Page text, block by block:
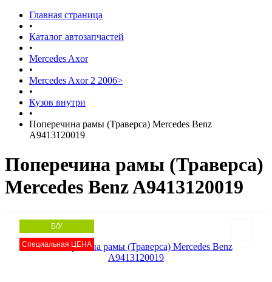
Главная страница
•
Каталог автозапчастей
•
Mercedes Axor
•
Mercedes Axor 2 2006>
•
Кузов внутри
•
Поперечина рамы (Траверса) Mercedes Benz
A9413120019
Поперечина рамы (Траверса)
Mercedes Benz A9413120019
Б/У
Специальная ЦЕНА